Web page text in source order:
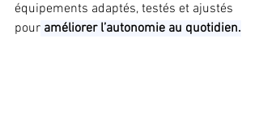
équipements adaptés, testés et ajustés
pour améliorer l’autonomie au quotidien.